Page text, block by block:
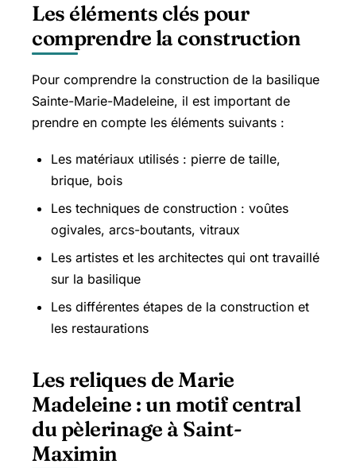
Les éléments clés pour
comprendre la construction
Pour comprendre la construction de la basilique
Sainte-Marie-Madeleine, il est important de
prendre en compte les éléments suivants :
Les matériaux utilisés : pierre de taille,
brique, bois
Les techniques de construction : voûtes
ogivales, arcs-boutants, vitraux
Les artistes et les architectes qui ont travaillé
sur la basilique
Les différentes étapes de la construction et
les restaurations
Les reliques de Marie
Madeleine : un motif central
du pèlerinage à Saint-
Maximin